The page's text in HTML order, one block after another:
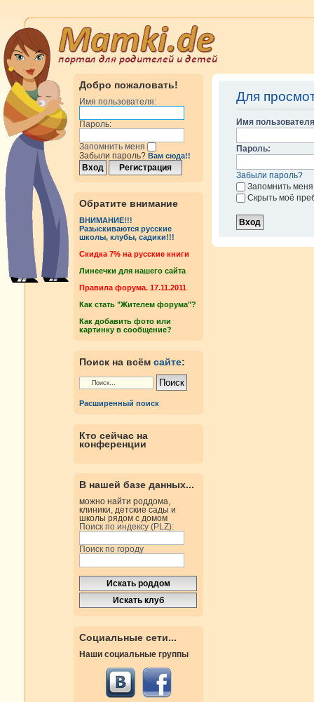
Добро пожаловать!
Имя пользователя:
Пароль:
Запомнить меня
Забыли пароль? Вам сюда!!
Обратите внимание
ВНИМАНИЕ!!!
Разыскиваются русские
школы, клубы, садики!!!
Cкидка 7% на русские книги
Линеечки для нашего сайта
Правила форума. 17.11.2011
Как стать "Жителем форума"?
Как добавить фото или
картинку в сообщение?
Поиск на всём сайте:
Расширенный поиск
Кто сейчас на
конференции
В нашей базе данных...
можно найти роддома,
клиники, детские сады и
школы рядом с домом
Поиск по индексу (PLZ):
Поиск по городу
Социальные сети...
Наши социальные группы
Для
Имя
Пароль:
Забыли пароль?
Запомнить меня
Скрыть моё